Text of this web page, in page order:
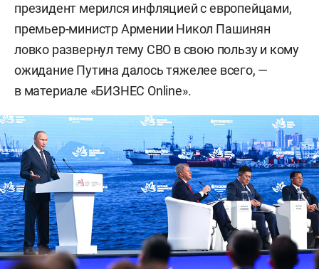
президент мерился инфляцией с европейцами,
премьер-министр Армении Никол Пашинян
ловко развернул тему СВО в свою пользу и кому
ожидание Путина далось тяжелее всего, —
в материале «БИЗНЕС Online».